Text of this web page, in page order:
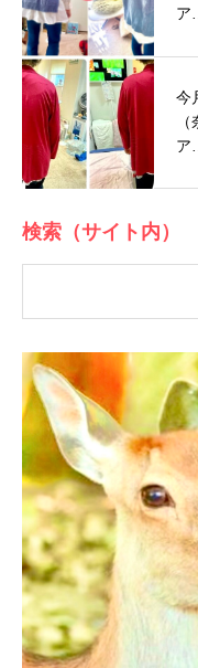
ア
今
ア…
検索（サイト内）